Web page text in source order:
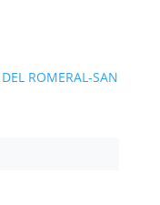
ROMERAL-SAN